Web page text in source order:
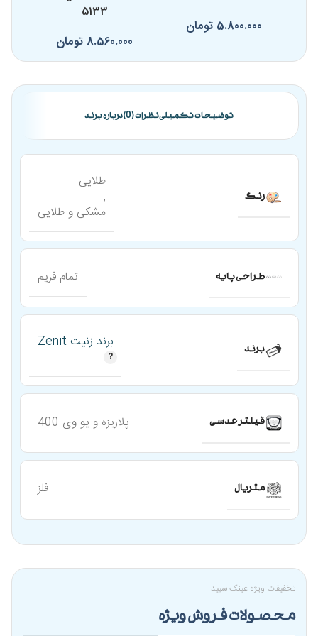
5.800.000 تومان
5133
8.560.000 تومان
توضیحات تکمیلینظرات (0) درباره برند
رنگ
طلایی
,
مشکی و طلایی
طراحی پایه تمام فریم
برند برند زنیت Zenit
قیلتر عدسی پلاریزه و یو وی 400
متریال فلز
تخفیفات ویژه عینک سپید
محصولات فروش ویژه